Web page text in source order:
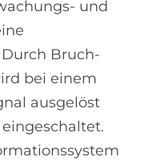
und
Bruch-
bei einem
ausgelöst